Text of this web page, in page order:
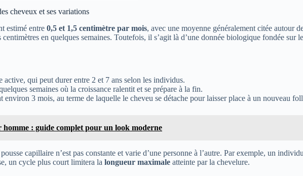
cheveux et ses variations
estimé entre 0,5 et 1,5 centimètre par mois, avec une moyenne généralement citée autour
en quelques semaines. Toutefois, il s’agit là d’une donnée biologique fondée sur
active, qui peut durer entre 2 et 7 ans selon les individus.
semaines où la croissance ralentit et se prépare à la fin.
environ 3 mois, au terme de laquelle le cheveu se détache pour laisser place à un nouveau
: guide complet pour un look moderne
capillaire n’est pas constante et varie d’une personne à l’autre. Par exemple, un
un cycle plus court limitera la longueur maximale atteinte par la chevelure.